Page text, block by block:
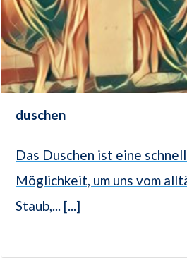
duschen
Das Duschen ist eine
Möglichkeit, um uns vom
Staub,... [...]